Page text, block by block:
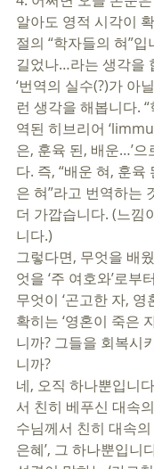
알아도 영적 시각이
절의 “학자들의 혀”
길었나…라는 생각을
‘번역의 실수(?)가 아
런 생각을 해봅니다.
역된 히브리어
은, 훈육 된, 배운…’
다. 즉, “배운 혀, 훈육
은 혀”라고 번역하는
더 가깝습니다. (느낌
니다.)
그렇다면, 무엇을 배
엇을 ‘주 여호와’로부
무엇이 ‘곤고한 자,
확히는 ‘영혼이 죽은
니까? 그들을 회복시
니까?
네, 오직 하나뿐입니
서 친히 베푸신 대속
수님께서 친히 대속
은혜’, 그 하나뿐입니